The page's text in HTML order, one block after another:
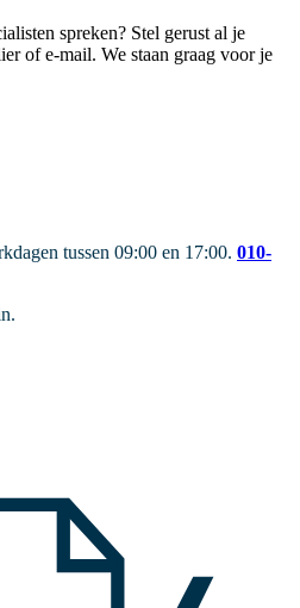
spreken? Stel gerust al je
of e-mail. We staan graag voor je
tussen 09:00 en 17:00. 010-